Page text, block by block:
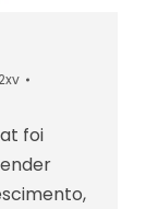
foi